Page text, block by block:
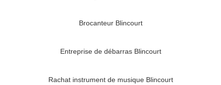
Brocanteur Blincourt
Entreprise de débarras Blincourt
Rachat instrument de musique Blincourt